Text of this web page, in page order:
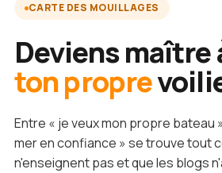
CARTE DES MOUILLAGES
Deviens maître
ton propre
Entre « je veux mon propre bateau
mer en confiance » se trouve tout
n'enseignent pas et que les blogs